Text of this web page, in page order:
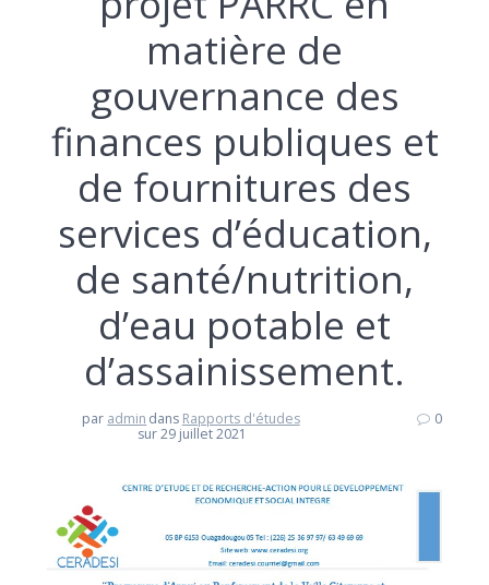
matière de
gouvernance des
finances publiques et
de fournitures des
services d’éducation,
de santé/nutrition,
d’eau potable et
d’assainissement.
par admin dans Rapports d'études
sur 29 juillet 2021
0